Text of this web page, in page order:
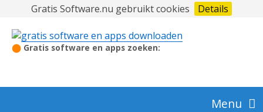
Gratis Software.nu gebruikt cookies Details
⬤ Gratis software en apps zoeken:
Menu